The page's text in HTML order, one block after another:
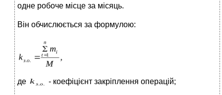
одне робоче місце за місяць.
Він обчислюється за формулою:
де - коефіцієнт закріплення операцій;